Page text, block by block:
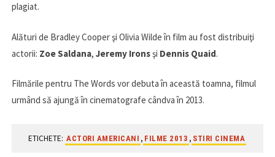
plagiat.
Alături de Bradley Cooper şi Olivia Wilde în film au fost distribuiţi
actorii: Zoe Saldana, Jeremy Ironsşi Dennis Quaid.
Filmările pentru The Words vor debuta în această toamna, filmul
urmând să ajungă în cinematografe cândva în 2013.
ETICHETE: ACTORI AMERICANI , FILME 2013 , STIRI CINEMA